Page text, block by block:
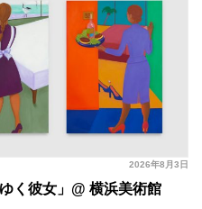
2026年8月3日
く彼女」@ 横浜美術館